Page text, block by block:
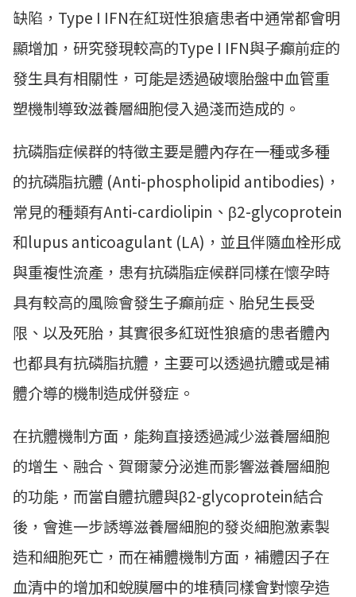
缺陷，Type I IFN在紅斑性狼瘡患者中通常都會明
顯增加，研究發現較高的Type I IFN與子癲前症的
發生具有相關性，可能是透過破壞胎盤中血管重
塑機制導致滋養層細胞侵入過淺而造成的。
抗磷脂症候群的特徵主要是體內存在一種或多種
的抗磷脂抗體 (Anti-phospholipid antibodies)，
常見的種類有Anti-cardiolipin、β2-glycoprotein
和lupus anticoagulant (LA)，並且伴隨血栓形成
與重複性流產，患有抗磷脂症候群同樣在懷孕時
具有較高的風險會發生子癲前症、胎兒生長受
限、以及死胎，其實很多紅斑性狼瘡的患者體內
也都具有抗磷脂抗體，主要可以透過抗體或是補
體介導的機制造成併發症。
在抗體機制方面，能夠直接透過減少滋養層細胞
的增生、融合、賀爾蒙分泌進而影響滋養層細胞
的功能，而當自體抗體與β2-glycoprotein結合
後，會進一步誘導滋養層細胞的發炎細胞激素製
造和細胞死亡，而在補體機制方面，補體因子在
血清中的增加和蛻膜層中的堆積同樣會對懷孕造